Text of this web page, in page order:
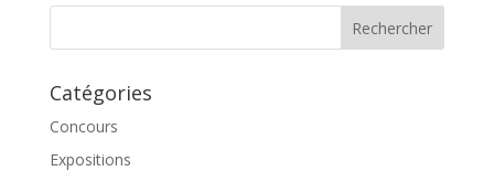
Catégories
Concours
Expositions